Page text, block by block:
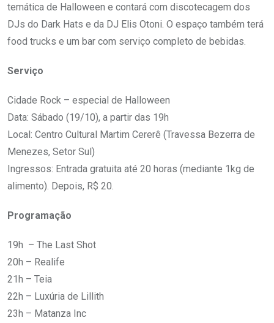
temática de Halloween e contará com discotecagem dos
DJs do Dark Hats e da DJ Elis Otoni. O espaço também terá
food trucks e um bar com serviço completo de bebidas.
Serviço
Cidade Rock – especial de Halloween
Data: Sábado (19/10), a partir das 19h
Local: Centro Cultural Martim Cererê (Travessa Bezerra de
Menezes, Setor Sul)
Ingressos: Entrada gratuita até 20 horas (mediante 1kg de
alimento). Depois, R$ 20.
Programação
19h – The Last Shot
20h – Realife
21h – Teia
22h – Luxúria de Lillith
23h – Matanza Inc